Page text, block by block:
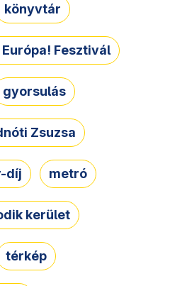
könyvtár
Európa! Fesztivál
gyorsulás
Zsuzsa
díj metró
kerület
térkép